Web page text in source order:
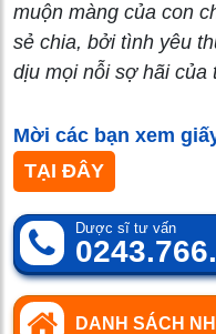
muộn màng của con
sẻ chia, bởi tình yêu
dịu mọi nỗi sợ hãi của
Mời các bạn xem
TẠI ĐÂY
Dược sĩ tư vấn
DANH SÁCH